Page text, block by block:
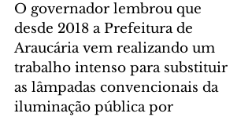
O governador lembrou que
desde 2018 a Prefeitura de
Araucária vem realizando um
trabalho intenso para substituir
as lâmpadas convencionais da
iluminação pública por